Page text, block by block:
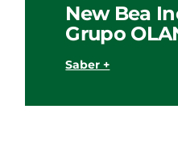
New Bea
Grupo
Saber +